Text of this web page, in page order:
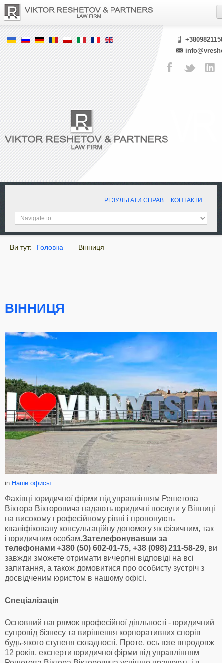
РЕЗУЛЬТАТИ СПРАВ КОНТАКТИ
Ви тут: Головна Вінниця
ВІННИЦЯ
in Наши офисы
Фахівці юридичної фірми під управлінням Решетова
Віктора Вікторовича надають юридичні послуги у Вінниці
на високому професійному рівні і пропонують
кваліфіковану консультаційну допомогу як фізичним, так
і юридичним особам.Зателефонувавши за
телефонами +380 (50) 602-01-75, +38 (098) 211-58-29, ви
завжди зможете отримати вичерпні відповіді на всі
запитання, а також домовитися про особисту зустріч з
досвідченим юристом в нашому офісі.
Спеціалізація
Основний напрямок професійної діяльності - юридичний
супровід бізнесу та вирішення корпоративних спорів
будь-якого ступеня складності. Проте, ось вже впродовж
12 років, експерти юридичної фірми під управлінням